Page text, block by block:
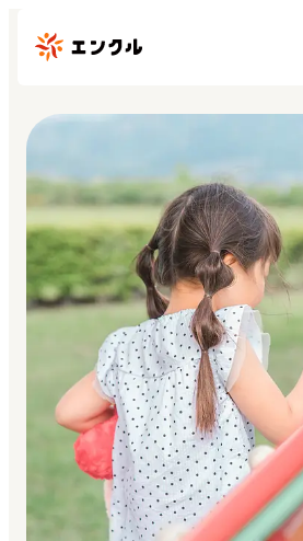
地図から探す
地域から探す
マイページ
閲覧履歴
お気に入り
見学日記